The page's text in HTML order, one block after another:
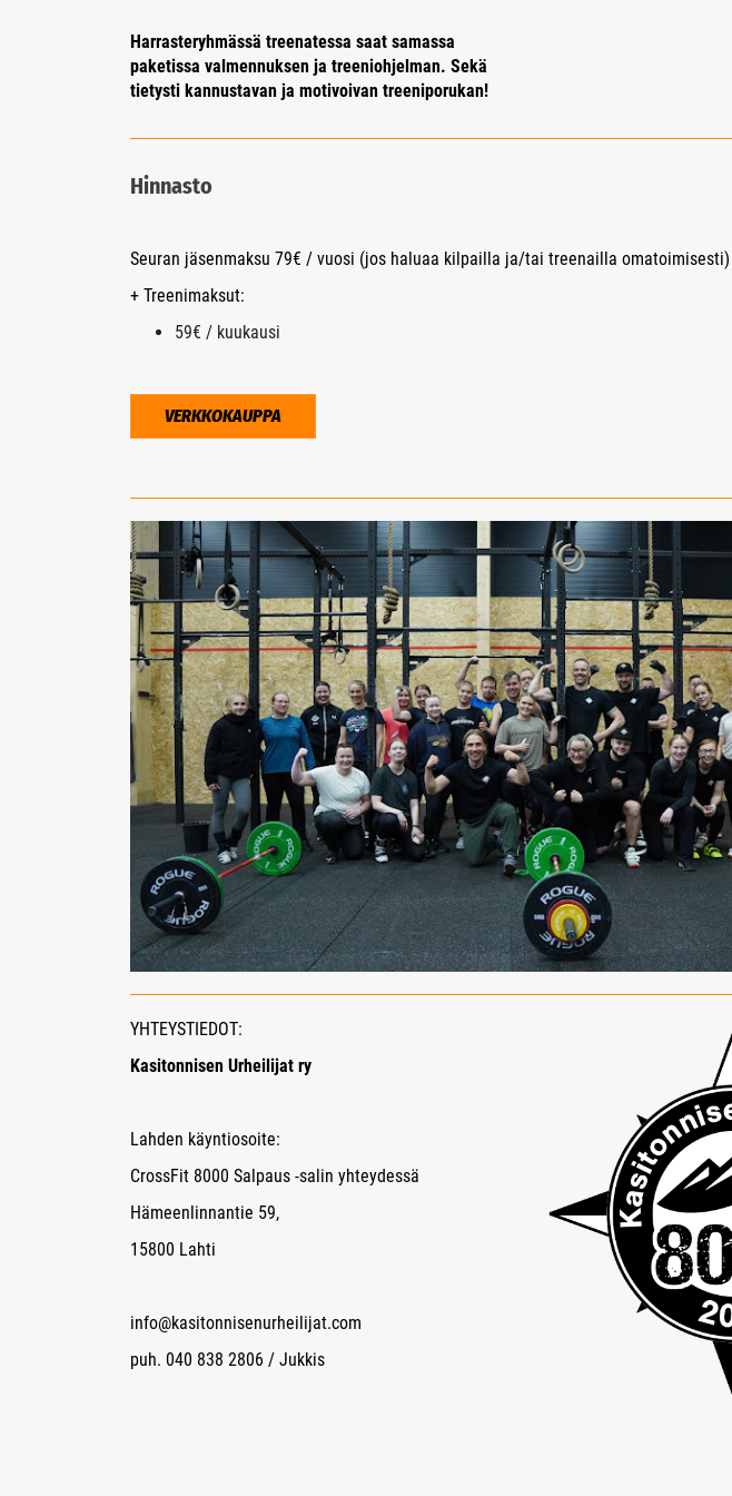
Harrasteryhmässä treenatessa saat samassa
paketissa valmennuksen ja treeniohjelman. Sekä
tietysti kannustavan ja motivoivan treeniporukan!
Hinnasto
Seuran jäsenmaksu 79€ / vuosi (jos haluaa kilpailla ja/tai treenailla omatoimisesti)
+ Treenimaksut:
59€ / kuukausi
VERKKOKAUPPA
YHTEYSTIEDOT:
Kasitonnisen Urheilijat ry
Lahden käyntiosoite:
CrossFit 8000 Salpaus -salin yhteydessä
Hämeenlinnantie 59,
15800 Lahti
info@kasitonnisenurheilijat.com
puh. 040 838 2806 / Jukkis